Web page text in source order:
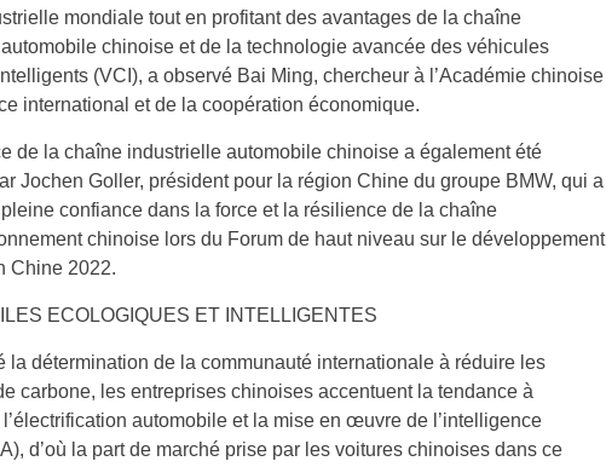
mondiale tout en profitant des avantages de la chaîne
chinoise et de la technologie avancée des véhicules
(VCI), a observé Bai Ming, chercheur à l’Académie chinoise
international et de la coopération économique.
de la chaîne industrielle automobile chinoise a également été
Jochen Goller, président pour la région Chine du groupe BMW, qui a
confiance dans la force et la résilience de la chaîne
chinoise lors du Forum de haut niveau sur le développement
Chine 2022.
ECOLOGIQUES ET INTELLIGENTES
la détermination de la communauté internationale à réduire les
carbone, les entreprises chinoises accentuent la tendance à
automobile et la mise en œuvre de l’intelligence
d’où la part de marché prise par les voitures chinoises dans ce